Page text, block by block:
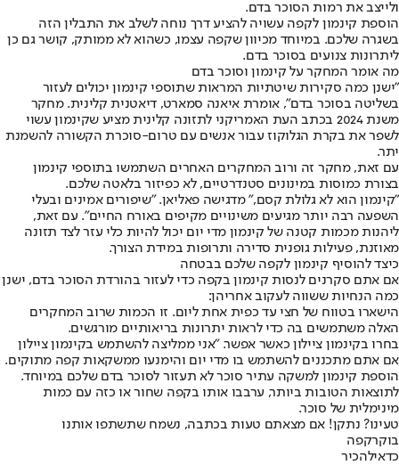
ולייצב את רמות הסוכר בדם.
הוספת קינמון לקפה עשויה להציע דרך נוחה לשלב את התבלין הזה
בשגרה שלכם. במיוחד מכיוון שקפה עצמו, כשהוא לא ממותק, קושר גם כן
ליתרונות צנועים בסוכר בדם.
מה אומר המחקר על קינמון וסוכר בדם
"ישנן כמה סקירות שיטתיות המראות שתוספי קינמון יכולים לעזור
בשליטה בסוכר בדם", אומרת איאנה סמארט, דיאטנית קלינית. מחקר
משנת 2024 בכתב העת האמריקני לתזונה קלינית מציע שקינמון עשוי
לשפר את בקרת הגלוקוז עבור אנשים עם טרום-סוכרת הקשורה להשמנת
יתר.
עם זאת, מחקר זה ורוב המחקרים האחרים השתמשו בתוספי קינמון
בצורת כמוסות במינונים סטנדרטיים, לא כפיזור בלאטה שלכם.
"קינמון הוא לא גלולת קסם," מדגישה פאליאן. "שיפורים אמינים ובעלי
השפעה רבה יותר מגיעים משינויים מקיפים באורח החיים". עם זאת,
ליהנות מכמות קטנה של קינמון מדי יום יכול להיות כלי עזר לצד תזונה
מאוזנת, פעילות גופנית סדירה ותרופות במידת הצורך.
כיצד להוסיף קינמון לקפה שלכם בבטחה
אם אתם סקרנים לנסות קינמון בקפה כדי לעזור בהורדת הסוכר בדם, ישנן
כמה הנחיות ששווה לעקוב אחריהן:
הישארו בטווח של חצי עד כפית אחת ליום. זו הכמות שרוב המחקרים
האלה משתמשים בה כדי לראות יתרונות בריאותיים מורגשים.
בחרו בקינמון ציילון כאשר אפשר. "אני ממליצה להשתמש בקינמון ציילון
אם אתם מתכננים להשתמש בו מדי יום והימנעו ממשקאות קפה מתוקים.
הוספת קינמון למשקה עתיר סוכר לא תעזור לסוכר בדם שלכם במיוחד.
לתוצאות הטובות ביותר, ערבבו אותו בקפה שחור או כזה עם כמות
מינימלית של סוכר.
טעינו? נתקן! אם מצאתם טעות בכתבה, נשמח שתשתפו אותנו
בוקרקפה
כדאילהכיר